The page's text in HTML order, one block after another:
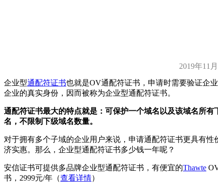
2019年11
企业型通配符证书也就是OV通配符证书，申请时需要验证企
企业的真实身份，因而被称为企业型通配符证书。
通配符证书最大的特点就是：可保护一个域名以及该域名所有
名，不限制下级域名数量。
对于拥有多个子域的企业用户来说，申请通配符证书更具有性
济实惠。那么，企业型通配符证书多少钱一年呢？
安信证书可提供多品牌企业型通配符证书，有便宜的Thawte
书，2999元/年（查看详情）